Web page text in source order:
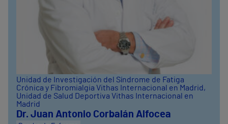
Unidad de Investigación del Síndrome de Fatiga
Crónica y Fibromialgia Vithas Internacional en Madrid,
Unidad de Salud Deportiva Vithas Internacional en
Madrid
Dr. Juan Antonio Corbalán Alfocea